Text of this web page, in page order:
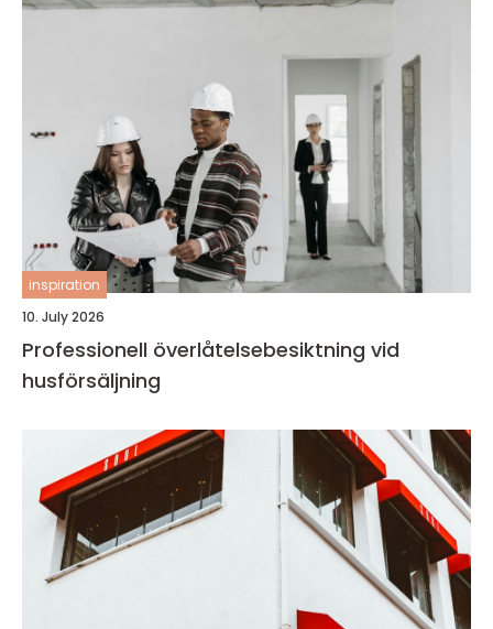
inspiration
10. July 2026
Professionell överlåtelsebesiktning vid
husförsäljning